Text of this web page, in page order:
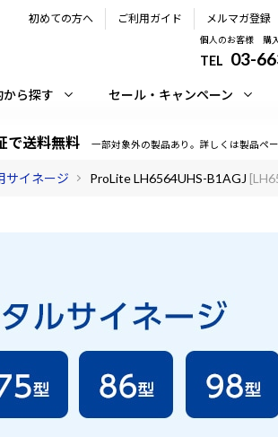
初めての方へ ご利用ガイド メルマガ登録
個人のお客様 購
TEL 03-
から探す セール・キャンペーン
で送料無料 一部対象外の製品あり。詳しくは製品ペ
サイネージ ProLite LH6564UHS-B1AGJ